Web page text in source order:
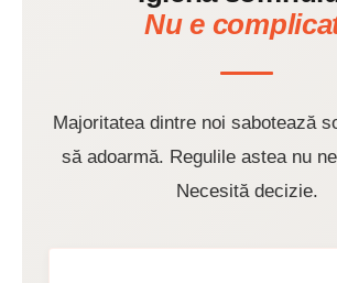
Nu e
Majoritatea dintre noi sabotează
să adoarmă. Regulile astea nu
Necesită decizie.